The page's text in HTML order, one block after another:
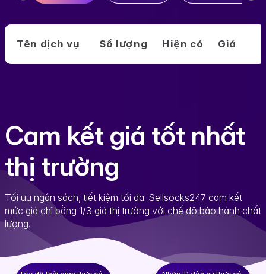
Tên dịch vụ Số lượng Hiện có Giá
Cam kết giá tốt nhất
thị trường
Tối ưu ngân sách, tiết kiệm tối đa. Sellsocks247 cam kết
mức giá chỉ bằng 1/3 giá thị trường với chế độ bảo hành chất
lượng.